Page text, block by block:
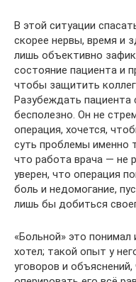
В этой ситуации
скорее нервы, время и
лишь объективно
состояние пациента и
чтобы защитить
Разубеждать
бесполезно. Он не
операция, хочется,
суть проблемы именно
что работа врача — не
уверен, что операция
боль и недомогание,
лишь бы добиться
«Больной» это
хотел; такой опыт у
уговоров и